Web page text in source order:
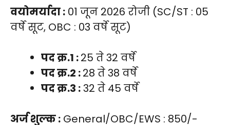
वयोमर्यादा : 01 जून 2026 रोजी (SC/ST : 05
वर्षे सूट, OBC : 03 वर्षे सूट)
पद क्र.1 :25 ते 32 वर्षे
पद क्र.2 :28 ते 38 वर्षे
पद क्र.3 :32 ते 45 वर्षे
अर्ज शुल्क : General/OBC/EWS : 850/-